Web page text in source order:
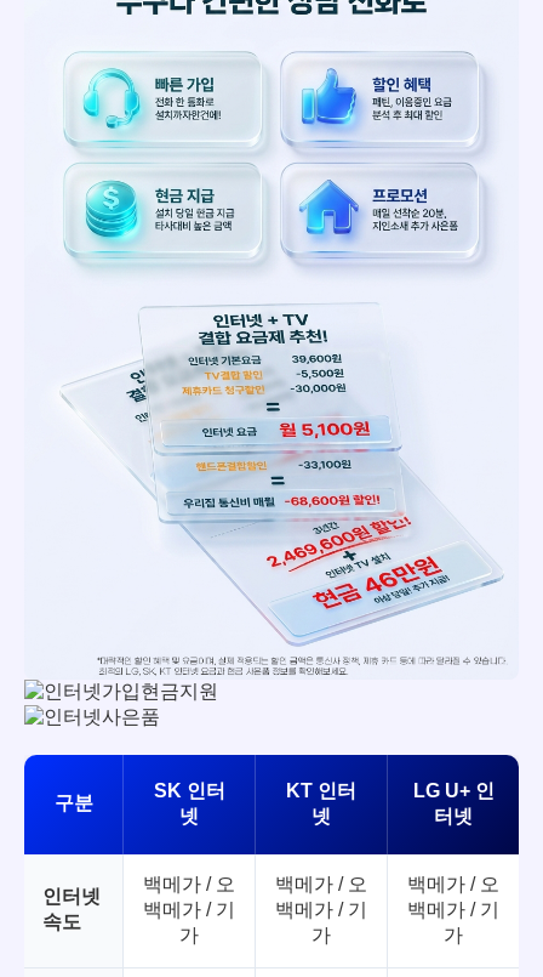
구분
SK 인터
넷
KT 인터
넷
LG U+ 인
터넷
인터넷
속도
백메가 / 오
백메가 / 기
가
백메가 / 오
백메가 / 기
가
백메가 / 오
백메가 / 기
가